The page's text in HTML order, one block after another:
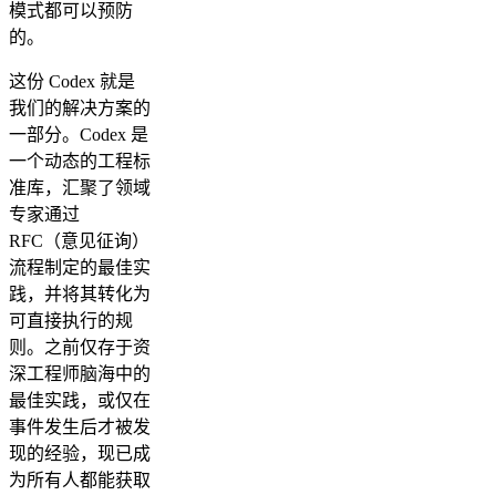
模式都可以预防
的。
这份 Codex 就是
我们的解决方案的
一部分。Codex 是
一个动态的工程标
准库，汇聚了领域
专家通过
RFC（意见征询）
流程制定的最佳实
践，并将其转化为
可直接执行的规
则。之前仅存于资
深工程师脑海中的
最佳实践，或仅在
事件发生后才被发
现的经验，现已成
为所有人都能获取